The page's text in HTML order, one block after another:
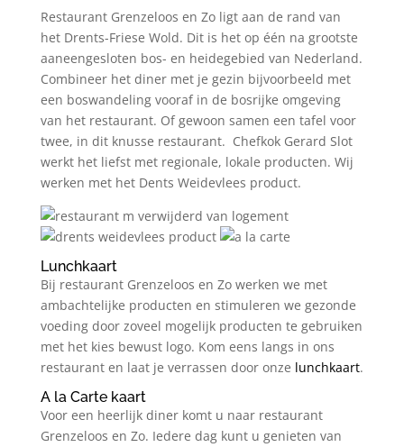
Restaurant Grenzeloos en Zo ligt aan de rand van
het Drents-Friese Wold. Dit is het op één na grootste
aaneengesloten bos- en heidegebied van Nederland.
Combineer het diner met je gezin bijvoorbeeld met
een boswandeling vooraf in de bosrijke omgeving
van het restaurant. Of gewoon samen een tafel voor
twee, in dit knusse restaurant. Chefkok Gerard Slot
werkt het liefst met regionale, lokale producten. Wij
werken met het Dents Weidevlees product.
Lunchkaart
Bij restaurant Grenzeloos en Zo werken we met
ambachtelijke producten en stimuleren we gezonde
voeding door zoveel mogelijk producten te gebruiken
met het kies bewust logo. Kom eens langs in ons
restaurant en laat je verrassen door onze lunchkaart.
A la Carte kaart
Voor een heerlijk diner komt u naar restaurant
Grenzeloos en Zo. Iedere dag kunt u genieten van